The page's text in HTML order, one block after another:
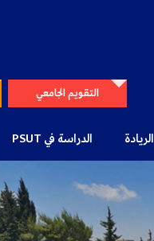
التقويم الجامعي
الريادة الدراسة في PSUT